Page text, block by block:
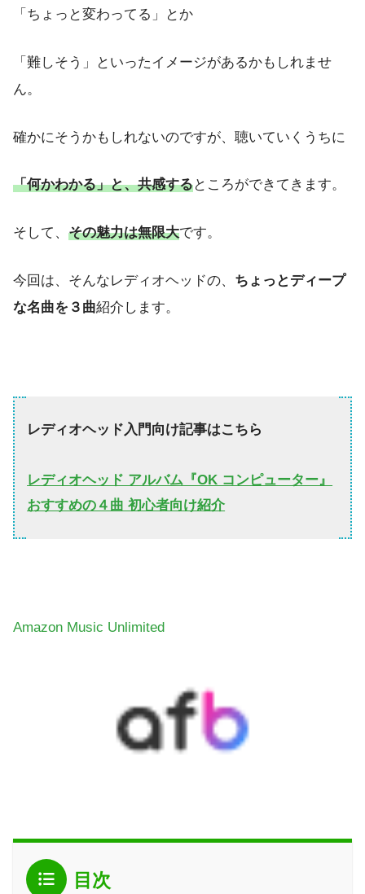
「ちょっと変わってる」とか
「難しそう」といったイメージがあるかもしれませ
ん。
確かにそうかもしれないのですが、聴いていくうちに
「何かわかる」と、共感するところができてきます。
そして、 その魅力は無限大です。
今回は、そんなレディオヘッドの、 ちょっとディープ
な名曲を３曲紹介します。
レディオヘッド入門向け記事はこちら
レディオヘッド アルバム『OK コンピューター』
おすすめの４曲 初心者向け紹介
Amazon Music Unlimited
目次